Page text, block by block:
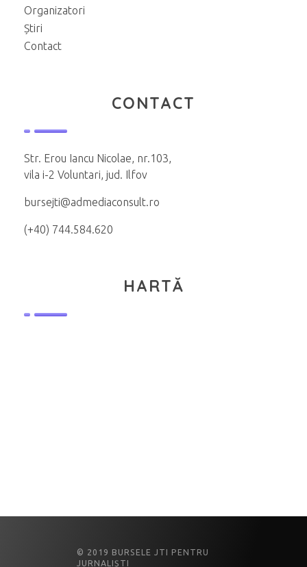
Organizatori
Știri
Contact
CONTACT
Str. Erou Iancu Nicolae, nr.103,
vila i-2 Voluntari, jud. Ilfov
bursejti@admediaconsult.ro
(+40) 744.584.620
HARTĂ
© 2019 BURSELE JTI PENTRU
JURNALIȘTI